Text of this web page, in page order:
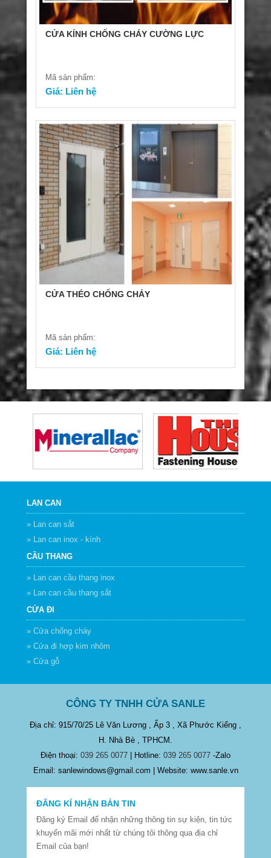
CỬA KÍNH CHỐNG CHÁY CƯỜNG LỰC
Mã sản phẩm:
Giá: Liên hệ
CỬA THÉO CHỐNG CHÁY
Mã sản phẩm:
Giá: Liên hệ
LAN CAN
» Lan can sắt
» Lan can inox - kính
CẦU THANG
» Lan can cầu thang inox
» Lan can cầu thang sắt
CỬA ĐI
» Cửa chống cháy
» Cửa đi hợp kim nhôm
» Cửa gỗ
CÔNG TY TNHH CỬA SANLE
Địa chỉ: 915/70/25 Lê Văn Lương , Ấp 3 , Xã Phước Kiểng ,
H. Nhà Bè , TPHCM.
Điện thoại: 039 265 0077 | Hotline: 039 265 0077 -Zalo
Email: sanlewindows@gmail.com | Website: www.sanle.vn
ĐĂNG KÍ NHẬN BẢN TIN
Đăng ký Email để nhận những thông tin sự kiện, tin tức
khuyến mãi mới nhất từ chúng tôi thông qua địa chỉ
Email của bạn!